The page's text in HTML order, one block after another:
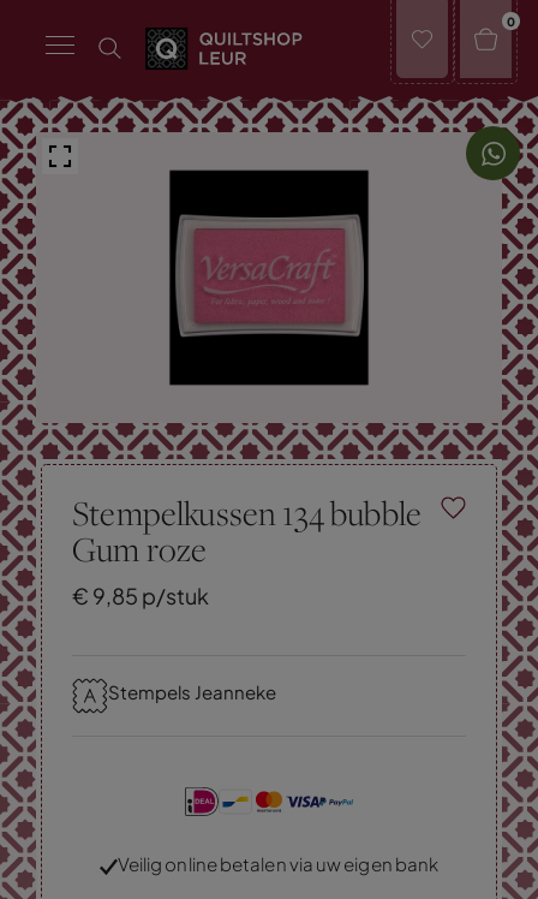
0
Stempelkussen 134 bubble
Gum roze
€ 9,85 p/stuk
Stempels Jeanneke
Veilig online betalen via uw eigen bank